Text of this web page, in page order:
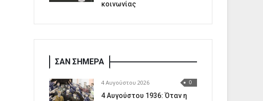
κοινωνίας
ΣΑΝ ΣΗΜΕΡΑ
4 Αυγούστου 2026 0
4 Αυγούστου 1936: Όταν η